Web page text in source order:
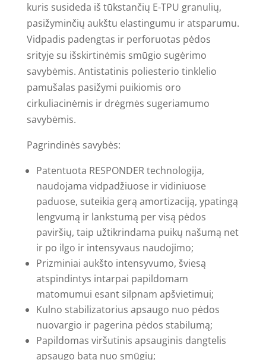
kuris susideda iš tūkstančių E-TPU granulių,
pasižyminčių aukštu elastingumu ir atsparumu.
Vidpadis padengtas ir perforuotas pėdos
srityje su išskirtinėmis smūgio sugėrimo
savybėmis. Antistatinis poliesterio tinklelio
pamušalas pasižymi puikiomis oro
cirkuliacinėmis ir drėgmės sugeriamumo
savybėmis.
Pagrindinės savybės:
Patentuota RESPONDER technologija,
naudojama vidpadžiuose ir vidiniuose
paduose, suteikia gerą amortizaciją, ypatingą
lengvumą ir lankstumą per visą pėdos
paviršių, taip užtikrindama puikų našumą net
ir po ilgo ir intensyvaus naudojimo;
Prizminiai aukšto intensyvumo, šviesą
atspindintys intarpai papildomam
matomumui esant silpnam apšvietimui;
Kulno stabilizatorius apsaugo nuo pėdos
nuovargio ir pagerina pėdos stabilumą;
Papildomas viršutinis apsauginis dangtelis
apsaugo batą nuo smūgių;